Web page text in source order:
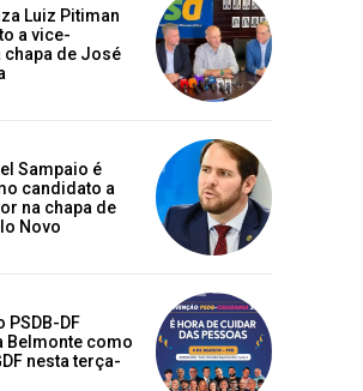
Luiz Pitiman
a vice-
de José
Sampaio é
candidato a
na chapa de
Novo
PSDB-DF
Belmonte como
nesta terça-